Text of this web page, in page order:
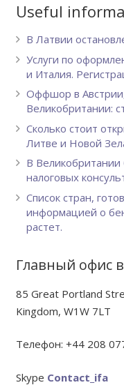
Useful
В Латвии
Услуги по
и Италия.
Оффшор в
Великобритании:
Сколько стоит
Литве и Новой
В
налоговых
Список стран,
информацией о
растет.
Главный офис
85 Great Portland
Kingdom, W1W 7LT
Телефон: +44 208
Skype Contact_ifa